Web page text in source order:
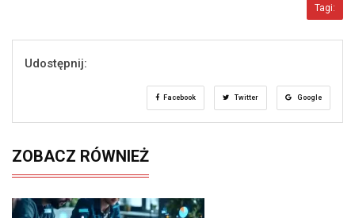
Tagi:
Udostępnij:
Facebook Twitter Google
ZOBACZ RÓWNIEŻ